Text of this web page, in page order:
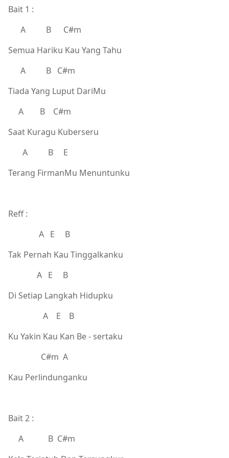
Bait 1 :
A B C#m
Semua Hariku Kau Yang Tahu
A B C#m
Tiada Yang Luput DariMu
A B C#m
Saat Kuragu Kuberseru
A B E
Terang FirmanMu Menuntunku
Reff :
A E B
Tak Pernah Kau Tinggalkanku
A E B
Di Setiap Langkah Hidupku
A E B
Ku Yakin Kau Kan Be - sertaku
C#m A
Kau Perlindunganku
Bait 2 :
A B C#m